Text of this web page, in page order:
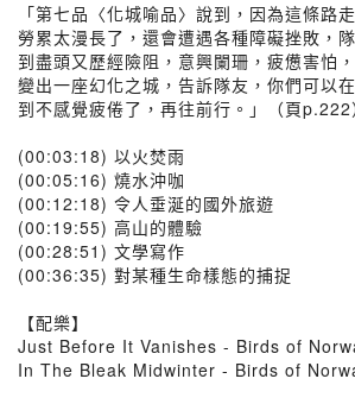
「第七品〈化城喻品〉說到，因為這條路
勞累太漫長了，還會遭遇各種障礙挫敗，
到盡頭又歷經險阻，意興闌珊，疲憊害怕
變出一座幻化之城，告訴隊友，你們可以
到不感覺疲倦了，再往前行。」（頁p.222
(00:03:18) 以火焚雨
(00:05:16) 燒水沖咖
(00:12:18) 令人垂涎的國外旅遊
(00:19:55) 高山的體驗
(00:28:51) 文學寫作
(00:36:35) 對某種生命樣態的捕捉
【配樂】
Just Before It Vanishes - Birds of
In The Bleak Midwinter - Birds of